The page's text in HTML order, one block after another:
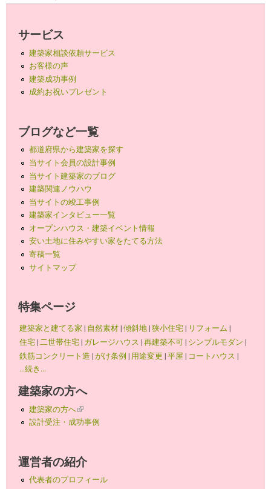
サービス
建築家相談依頼サービス
お客様の声
建築成功事例
成約お祝いプレゼント
ブログなど一覧
都道府県から建築家を探す
当サイト会員の設計事例
当サイト建築家のブログ
建築関連ノウハウ
当サイトの竣工事例
建築家インタビュー一覧
オープンハウス・建築イベント情報
安い土地に住みやすい家をたてる方法
寄稿一覧
サイトマップ
特集ページ
建築家と建てる家 | 自然素材|傾斜地|狭小住宅| リフォーム |
住宅|二世帯住宅| ガレージハウス |再建築不可| シンプルモダン |
鉄筋コンクリート造 |がけ条例 | 用途変更 |平屋 | コートハウス |
...続き...
建築家の方へ
建築家の方へ(link is external)
設計受注・成功事例
運営者の紹介
代表者のプロフィール